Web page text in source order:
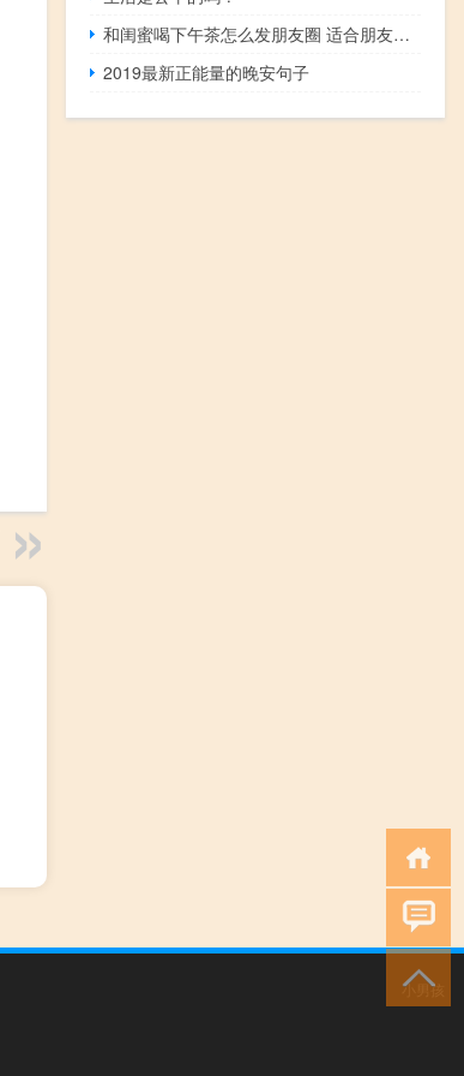
和闺蜜喝下午茶怎么发朋友圈 适合朋友圈下午茶的句子
2019最新正能量的晚安句子
小男孩